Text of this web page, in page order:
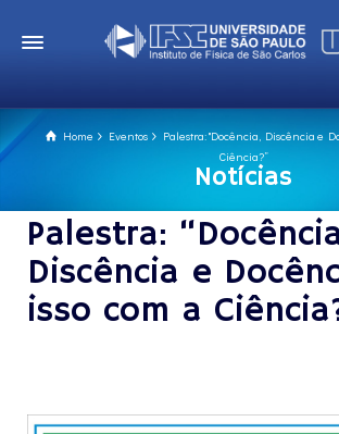
Home Eventos
Palestra: "Docência, Discência e
Ciência?”
Notícias
Palestra:
Discência e
isso com a